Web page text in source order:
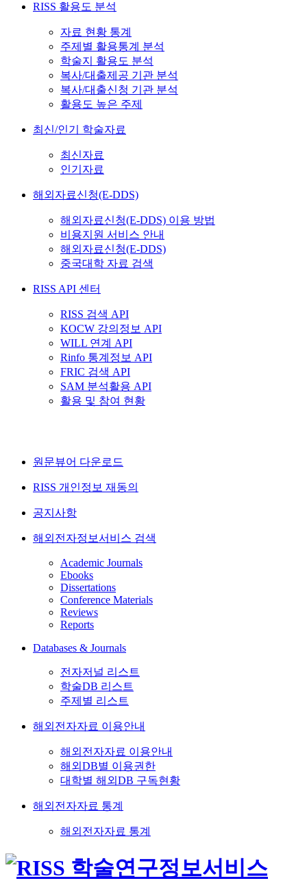
RISS 활용도 분석
자료 현황 통계
주제별 활용통계 분석
학술지 활용도 분석
복사/대출제공 기관 분석
복사/대출신청 기관 분석
활용도 높은 주제
최신/인기 학술자료
최신자료
인기자료
해외자료신청(E-DDS)
해외자료신청(E-DDS) 이용 방법
비용지원 서비스 안내
해외자료신청(E-DDS)
중국대학 자료 검색
RISS API 센터
RISS 검색 API
KOCW 강의정보 API
WILL 연계 API
Rinfo 통계정보 API
FRIC 검색 API
SAM 분석활용 API
활용 및 참여 현황
원문뷰어 다운로드
RISS 개인정보 재동의
공지사항
해외전자정보서비스 검색
Academic Journals
Ebooks
Dissertations
Conference Materials
Reviews
Reports
Databases & Journals
전자저널 리스트
학술DB 리스트
주제별 리스트
해외전자자료 이용안내
해외전자자료 이용안내
해외DB별 이용권한
대학별 해외DB 구독현황
해외전자자료 통계
해외전자자료 통계